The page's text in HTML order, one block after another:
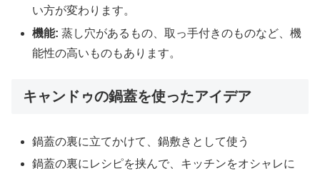
い方が変わります。
機能: 蒸し穴があるもの、取っ手付きのものなど、機
能性の高いものもあります。
キャンドゥの鍋蓋を使ったアイデア
鍋蓋の裏に立てかけて、鍋敷きとして使う
鍋蓋の裏にレシピを挟んで、キッチンをオシャレに